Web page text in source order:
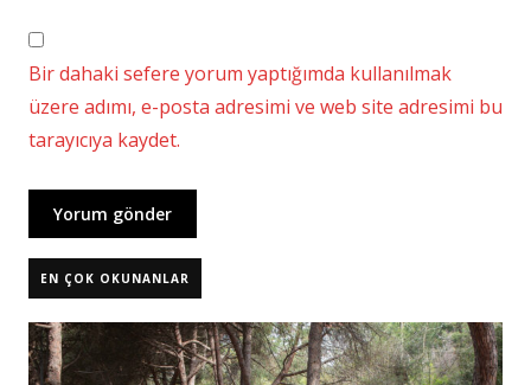
Bir dahaki sefere yorum yaptığımda kullanılmak
üzere adımı, e-posta adresimi ve web site adresimi bu
tarayıcıya kaydet.
EN ÇOK OKUNANLAR